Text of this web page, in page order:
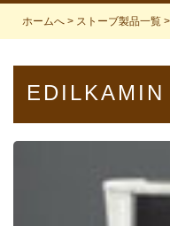
ホームへ > ストーブ製品一覧 >
EDILKAMIN